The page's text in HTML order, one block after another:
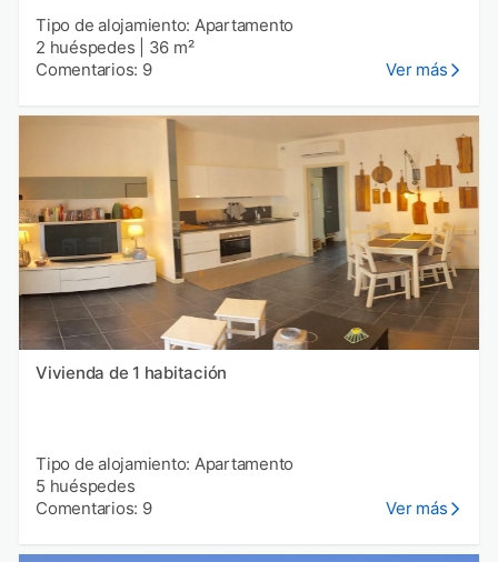
Tipo de alojamiento: Apartamento
2 huéspedes
36 m²
Comentarios: 9
Ver más
Vivienda de 1 habitación
Tipo de alojamiento: Apartamento
5 huéspedes
Comentarios: 9
Ver más